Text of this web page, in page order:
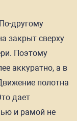
По-другому
закрыт сверху
Поэтому
аккуратно, а в
полотна
дает
и рамой не